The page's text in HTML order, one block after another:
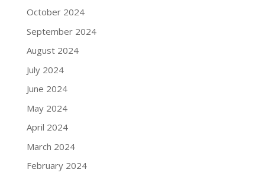
October 2024
September 2024
August 2024
July 2024
June 2024
May 2024
April 2024
March 2024
February 2024